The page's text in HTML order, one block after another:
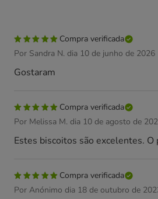
Compra verificada
Por Sandra N. dia 10 de junho de 2026
Gostaram
Compra verificada
Por Melissa M. dia 10 de agosto de
Estes biscoitos são excelentes.
Compra verificada
Por Anónimo dia 18 de outubro de